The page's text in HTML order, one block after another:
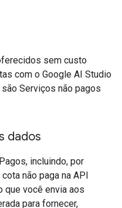
sem custo
com o Google AI Studio
Serviços não pagos
dados
incluindo, por
não paga na API
que você envia aos
para fornecer,